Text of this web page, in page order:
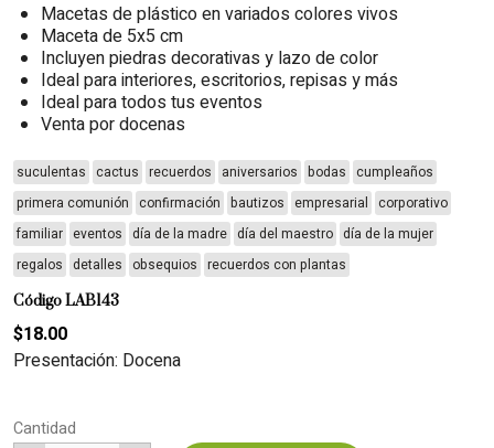
Macetas de plástico en variados colores vivos
Maceta de 5x5 cm
Incluyen piedras decorativas y lazo de color
Ideal para interiores, escritorios, repisas y más
Ideal para todos tus eventos
Venta por docenas
suculentas cactus recuerdos aniversarios bodas cumpleaños
primera comunión confirmación bautizos empresarial corporativo
familiar eventos día de la madre día del maestro día de la mujer
regalos detalles obsequios recuerdos con plantas
Código LAB143
$18.00
Presentación: Docena
Cantidad